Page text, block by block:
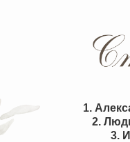
1.
2.
3.